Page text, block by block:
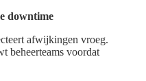
downtime
afwijkingen vroeg.
beheerteams voordat